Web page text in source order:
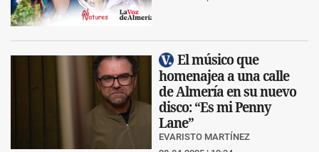
El músico que
homenajea a una calle
de Almería en su nuevo
disco: “Es mi Penny
Lane”
EVARISTO MARTÍNEZ